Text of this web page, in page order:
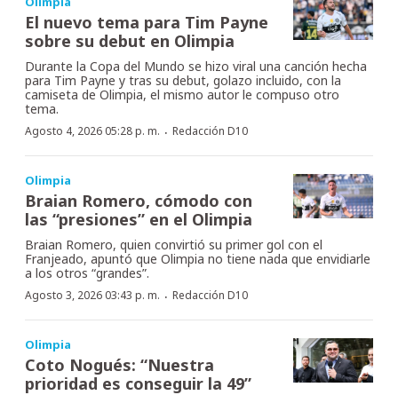
El nuevo tema para Tim Payne
sobre su debut en Olimpia
Durante la Copa del Mundo se hizo viral una canción hecha
para Tim Payne y tras su debut, golazo incluido, con la
camiseta de Olimpia, el mismo autor le compuso otro
tema.
Agosto 4, 2026 05:28 p. m. · Redacción D10
Olimpia
Braian Romero, cómodo con
las “presiones” en el Olimpia
Braian Romero, quien convirtió su primer gol con el
Franjeado, apuntó que Olimpia no tiene nada que envidiarle
a los otros “grandes”.
Agosto 3, 2026 03:43 p. m. · Redacción D10
Olimpia
Coto Nogués: “Nuestra
prioridad es conseguir la 49”